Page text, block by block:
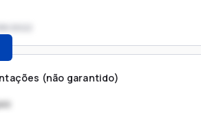
(não garantido)